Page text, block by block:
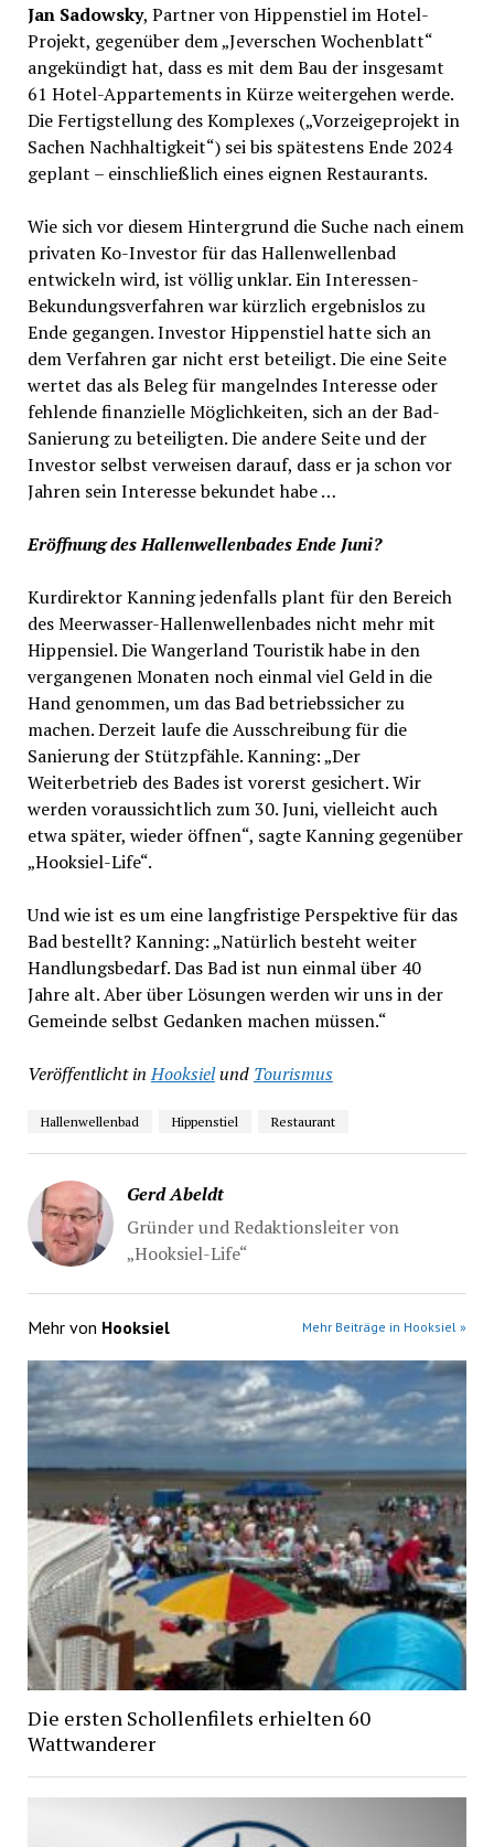
Jan Sadowsky, Partner von Hippenstiel im Hotel-
Projekt, gegenüber dem „Jeverschen Wochenblatt“
angekündigt hat, dass es mit dem Bau der insgesamt
61 Hotel-Appartements in Kürze weitergehen werde.
Die Fertigstellung des Komplexes („Vorzeigeprojekt in
Sachen Nachhaltigkeit“) sei bis spätestens Ende 2024
geplant – einschließlich eines eignen Restaurants.
Wie sich vor diesem Hintergrund die Suche nach einem
privaten Ko-Investor für das Hallenwellenbad
entwickeln wird, ist völlig unklar. Ein Interessen-
Bekundungsverfahren war kürzlich ergebnislos zu
Ende gegangen. Investor Hippenstiel hatte sich an
dem Verfahren gar nicht erst beteiligt. Die eine Seite
wertet das als Beleg für mangelndes Interesse oder
fehlende finanzielle Möglichkeiten, sich an der Bad-
Sanierung zu beteiligten. Die andere Seite und der
Investor selbst verweisen darauf, dass er ja schon vor
Jahren sein Interesse bekundet habe …
Eröffnung des Hallenwellenbades Ende Juni?
Kurdirektor Kanning jedenfalls plant für den Bereich
des Meerwasser-Hallenwellenbades nicht mehr mit
Hippensiel. Die Wangerland Touristik habe in den
vergangenen Monaten noch einmal viel Geld in die
Hand genommen, um das Bad betriebssicher zu
machen. Derzeit laufe die Ausschreibung für die
Sanierung der Stützpfähle. Kanning: „Der
Weiterbetrieb des Bades ist vorerst gesichert. Wir
werden voraussichtlich zum 30. Juni, vielleicht auch
etwa später, wieder öffnen“, sagte Kanning gegenüber
„Hooksiel-Life“.
Und wie ist es um eine langfristige Perspektive für das
Bad bestellt? Kanning: „Natürlich besteht weiter
Handlungsbedarf. Das Bad ist nun einmal über 40
Jahre alt. Aber über Lösungen werden wir uns in der
Gemeinde selbst Gedanken machen müssen.“
Veröffentlicht in Hooksielund Tourismus
Hallenwellenbad Hippenstiel Restaurant
Gerd Abeldt
Gründer und Redaktionsleiter von
„Hooksiel-Life“
Mehr von Hooksiel Mehr Beiträge in Hooksiel »
Die ersten Schollenfilets erhielten 60
Wattwanderer